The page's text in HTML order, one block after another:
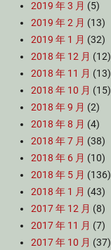
2019 年 3 月 (5)
2019 年 2 月 (13)
2019 年 1 月 (32)
2018 年 12 月 (12)
2018 年 11 月 (13)
2018 年 10 月 (15)
2018 年 9 月 (2)
2018 年 8 月 (4)
2018 年 7 月 (38)
2018 年 6 月 (10)
2018 年 5 月 (136)
2018 年 1 月 (43)
2017 年 12 月 (8)
2017 年 11 月 (7)
2017 年 10 月 (37)